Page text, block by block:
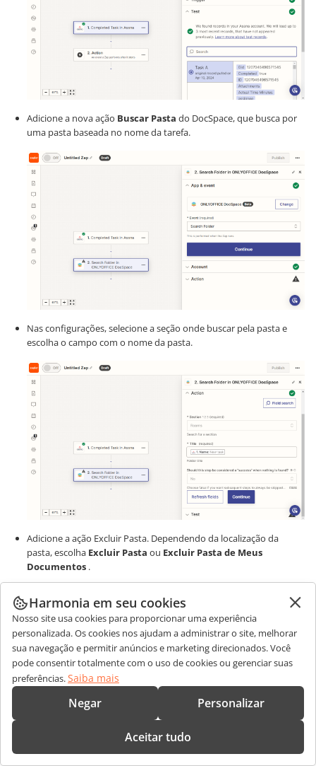
Adicione a nova ação Buscar Pasta do DocSpace, que busca por
uma pasta baseada no nome da tarefa.
Nas configurações, selecione a seção onde buscar pela pasta e
escolha o campo com o nome da pasta.
Adicione a ação Excluir Pasta. Dependendo da localização da
pasta, escolha Excluir Pasta ou Excluir Pasta de Meus
Documentos .
Nas configurações, escolha o campo com o ID da pasta.
Harmonia em seu cookies
Nosso site usa cookies para proporcionar uma experiência
personalizada. Os cookies nos ajudam a administrar o site, melhorar
sua navegação e permitir anúncios e marketing direcionados. Você
pode consentir totalmente com o uso de cookies ou gerenciar suas
preferências.Saiba mais
Negar Personalizar
Aceitar tudo